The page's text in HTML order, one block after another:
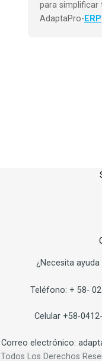
para simplificar
AdaptaPro- ERP
¿Necesita
Teléfono: + 58-
Celular +58-
Correo electrónico:
Todos Los Derechos